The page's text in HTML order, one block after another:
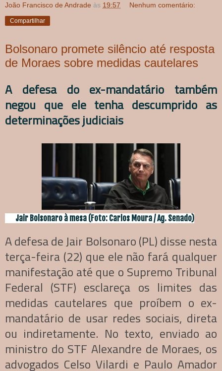
João Francisco de Andrade às 19:57 Nenhum comentário:
Compartilhar
Bolsonaro promete silêncio até resposta
de Moraes sobre medidas cautelares
A defesa do ex-mandatário também
negou que ele tenha descumprido as
determinações judiciais
Jair Bolsonaro à mesa (Foto: Carlos Moura / Ag. Senado)
A defesa de Jair Bolsonaro (PL) disse nesta
terça-feira (22) que ele não fará qualquer
manifestação até que o Supremo Tribunal
Federal (STF) esclareça os limites das
medidas cautelares que proíbem o ex-
mandatário de usar redes sociais, direta
ou indiretamente. No texto, enviado ao
ministro do STF Alexandre de Moraes, os
advogados Celso Vilardi e Paulo Amador